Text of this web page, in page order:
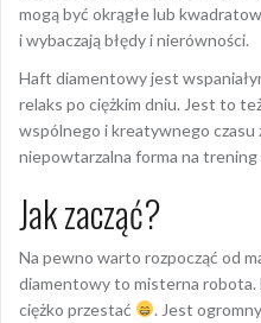
mogą być okrągłe lub
i wybaczają błędy i nierówności.
Haft diamentowy jest
relaks po ciężkim dniu. Jest to
wspólnego i kreatywnego czasu
niepowtarzalna forma na trening
Jak zacząć?
Na pewno warto rozpocząć od
diamentowy to misterna robota.
ciężko przestać
. Jest